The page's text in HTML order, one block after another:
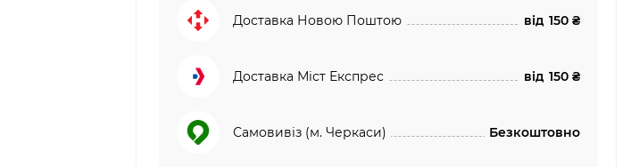
Доставка Новою Поштою від 150 ₴
Доставка Міст Експрес від 150 ₴
Самовивіз (м. Черкаси) Безкоштовно